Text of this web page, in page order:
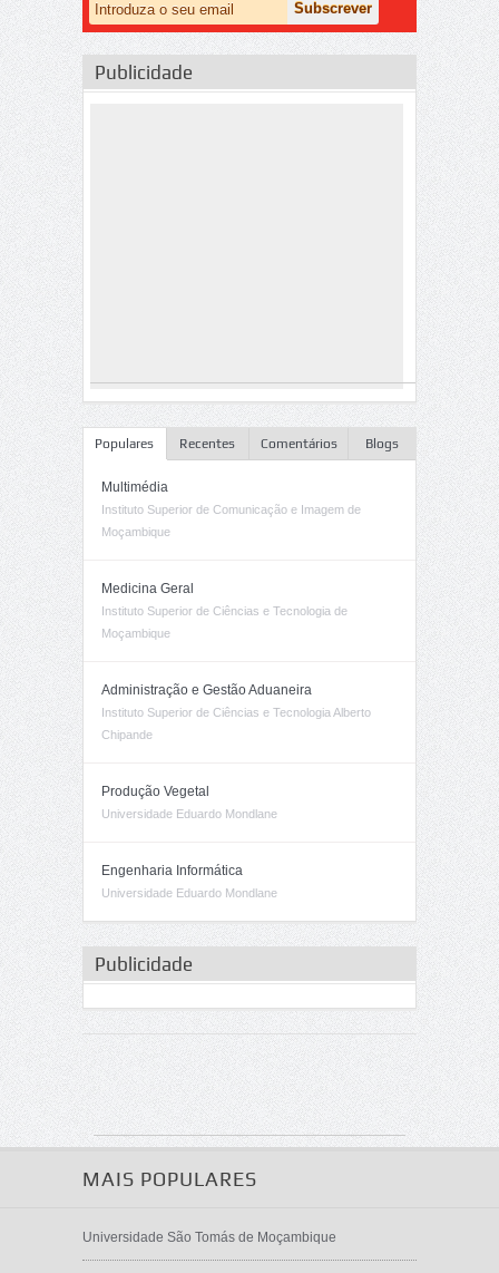
Publicidade
Populares Recentes Comentários Blogs
Multimédia
Instituto Superior de Comunicação e Imagem de
Moçambique
Medicina Geral
Instituto Superior de Ciências e Tecnologia de
Moçambique
Administração e Gestão Aduaneira
Instituto Superior de Ciências e Tecnologia Alberto
Chipande
Produção Vegetal
Universidade Eduardo Mondlane
Engenharia Informática
Universidade Eduardo Mondlane
Publicidade
MAIS POPULARES
Universidade São Tomás de Moçambique